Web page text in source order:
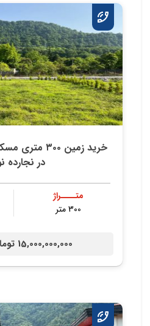
خريد زمين
در نجارده
متــــراژ
300 متر
15,000,000,000 تومان /